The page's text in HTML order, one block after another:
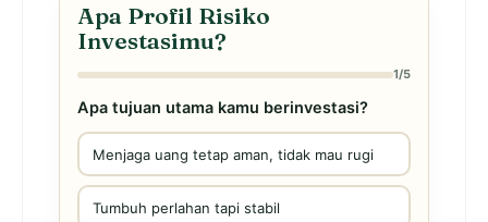
Apa Profil Risiko
Investasimu?
1/5
Apa tujuan utama kamu berinvestasi?
Menjaga uang tetap aman, tidak mau rugi
Tumbuh perlahan tapi stabil